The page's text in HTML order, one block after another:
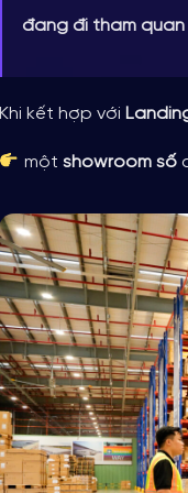
đang đi tham
Khi kết hợp với
một showroom số